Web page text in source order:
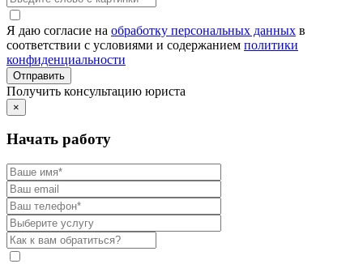
Я даю согласие на обработку персональных данных в
соответствии с условиями и содержанием политики
конфиденциальности
Получить консультацию юриста
×
Начать работу